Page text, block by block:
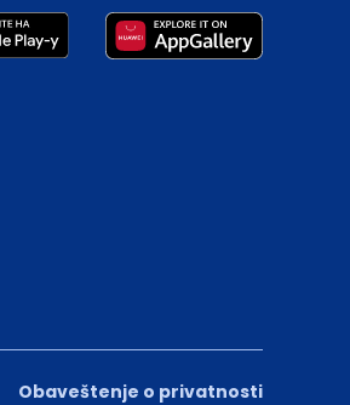
Obaveštenje o privatnosti